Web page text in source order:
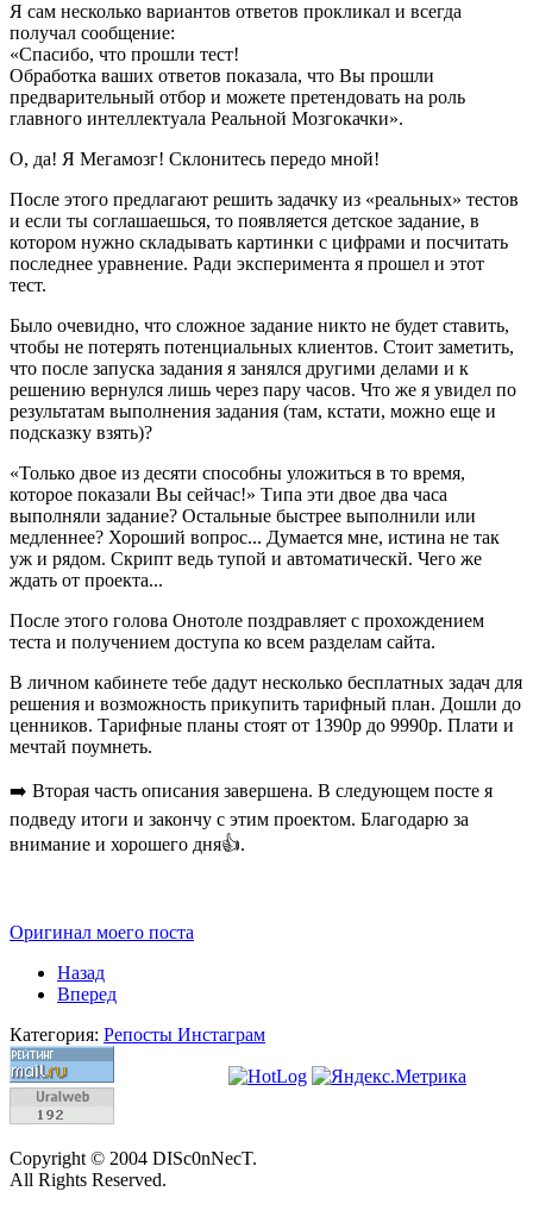
Я сам несколько вариантов ответов прокликал и всегда
получал сообщение:
«Спасибо, что прошли тест!
Обработка ваших ответов показала, что Вы прошли
предварительный отбор и можете претендовать на роль
главного интеллектуала Реальной Мозгокачки».
О, да! Я Мегамозг! Склонитесь передо мной!
После этого предлагают решить задачку из «реальных» тестов
и если ты соглашаешься, то появляется детское задание, в
котором нужно складывать картинки с цифрами и посчитать
последнее уравнение. Ради эксперимента я прошел и этот
тест.
Было очевидно, что сложное задание никто не будет ставить,
чтобы не потерять потенциальных клиентов. Стоит заметить,
что после запуска задания я занялся другими делами и к
решению вернулся лишь через пару часов. Что же я увидел по
результатам выполнения задания (там, кстати, можно еще и
подсказку взять)?
«Только двое из десяти способны уложиться в то время,
которое показали Вы сейчас!» Типа эти двое два часа
выполняли задание? Остальные быстрее выполнили или
медленнее? Хороший вопрос... Думается мне, истина не так
уж и рядом. Скрипт ведь тупой и автоматическй. Чего же
ждать от проекта...
После этого голова Онотоле поздравляет с прохождением
теста и получением доступа ко всем разделам сайта.
В личном кабинете тебе дадут несколько бесплатных задач для
решения и возможность прикупить тарифный план. Дошли до
ценников. Тарифные планы стоят от 1390р до 9990р. Плати и
мечтай поумнеть.
➡️ Вторая часть описания завершена. В следующем посте я
подведу итоги и закончу с этим проектом. Благодарю за
внимание и хорошего дня👍.
Оригинал моего поста
Назад
Вперед
Категория: Репосты Инстаграм
Copyright © 2004 DISc0nNecT.
All Rights Reserved.